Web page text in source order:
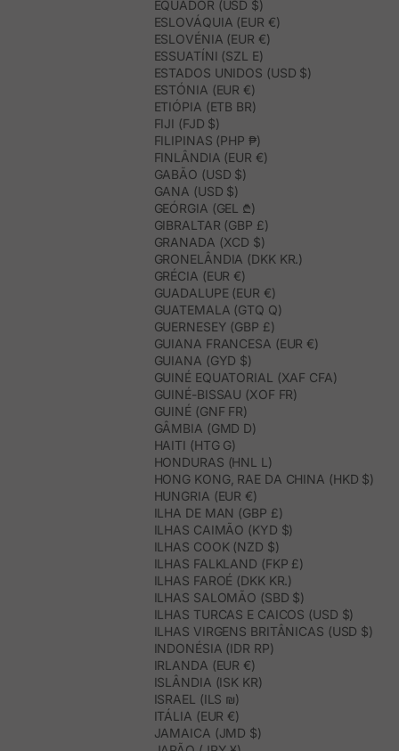
EQUADOR (USD $)
ESLOVÁQUIA (EUR €)
ESLOVÉNIA (EUR €)
ESSUATÍNI (SZL E)
ESTADOS UNIDOS (USD $)
ESTÓNIA (EUR €)
ETIÓPIA (ETB BR)
FIJI (FJD $)
FILIPINAS (PHP ₱)
FINLÂNDIA (EUR €)
GABÃO (USD $)
GANA (USD $)
GEÓRGIA (GEL ₾)
GIBRALTAR (GBP £)
GRANADA (XCD $)
GRONELÂNDIA (DKK KR.)
GRÉCIA (EUR €)
GUADALUPE (EUR €)
GUATEMALA (GTQ Q)
GUERNESEY (GBP £)
GUIANA FRANCESA (EUR €)
GUIANA (GYD $)
GUINÉ EQUATORIAL (XAF CFA)
GUINÉ-BISSAU (XOF FR)
GUINÉ (GNF FR)
GÂMBIA (GMD D)
HAITI (HTG G)
HONDURAS (HNL L)
HONG KONG, RAE DA CHINA (HKD $)
HUNGRIA (EUR €)
ILHA DE MAN (GBP £)
ILHAS CAIMÃO (KYD $)
ILHAS COOK (NZD $)
ILHAS FALKLAND (FKP £)
ILHAS FAROÉ (DKK KR.)
ILHAS SALOMÃO (SBD $)
ILHAS TURCAS E CAICOS (USD $)
ILHAS VIRGENS BRITÂNICAS (USD $)
INDONÉSIA (IDR RP)
IRLANDA (EUR €)
ISLÂNDIA (ISK KR)
ISRAEL (ILS ₪)
ITÁLIA (EUR €)
JAMAICA (JMD $)